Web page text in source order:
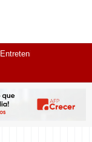
Entretenimiento